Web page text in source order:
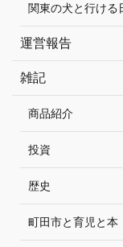
関東の犬と行ける
運営報告
雑記
商品紹介
投資
歴史
町田市と育児と本